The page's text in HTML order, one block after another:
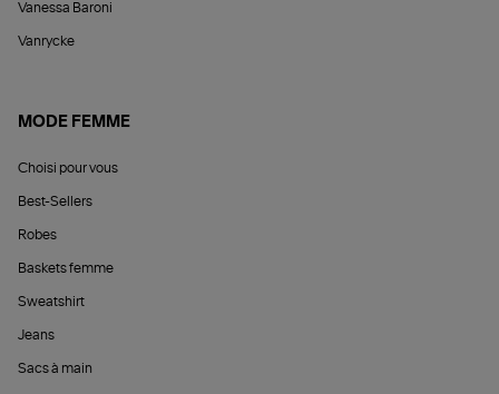
Vanessa Baroni
Vanrycke
MODE FEMME
Choisi pour vous
Best-Sellers
Robes
Baskets femme
Sweatshirt
Jeans
Sacs à main